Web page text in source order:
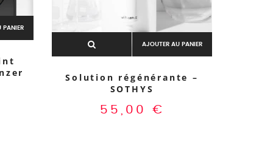
PANIER
AJOUTER AU PANIER
Solution régénérante –
SOTHYS
55,00 €